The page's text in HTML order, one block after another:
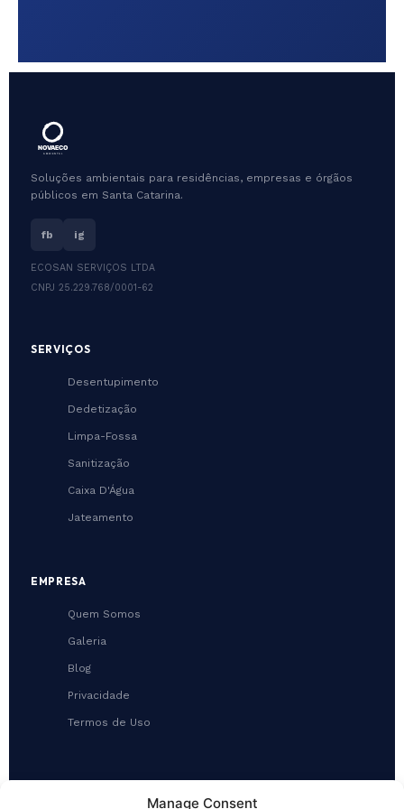
Manage Consent
Soluções ambientais para residências, empresas e órgãos
públicos em Santa Catarina.
fb ig
ECOSAN SERVIÇOS LTDA
CNPJ 25.229.768/0001-62
SERVIÇOS
Desentupimento
Dedetização
Limpa-Fossa
Sanitização
Caixa D'Água
Jateamento
EMPRESA
Quem Somos
Galeria
Blog
Privacidade
Termos de Uso